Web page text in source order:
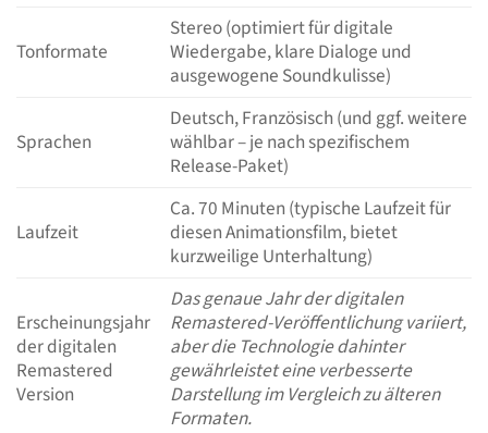
Tonformate
Stereo (optimiert für digitale
Wiedergabe, klare Dialoge und
ausgewogene Soundkulisse)
Sprachen
Deutsch, Französisch (und ggf. weitere
wählbar – je nach spezifischem
Release-Paket)
Laufzeit
Ca. 70 Minuten (typische Laufzeit für
diesen Animationsfilm, bietet
kurzweilige Unterhaltung)
Erscheinungsjahr
der digitalen
Remastered
Version
Das genaue Jahr der digitalen
Remastered-Veröffentlichung variiert,
aber die Technologie dahinter
gewährleistet eine verbesserte
Darstellung im Vergleich zu älteren
Formaten.